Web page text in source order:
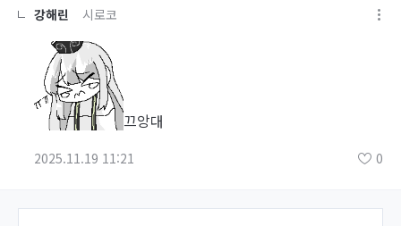
강해린 시로코
끄앙대
2025.11.19 11:21 0